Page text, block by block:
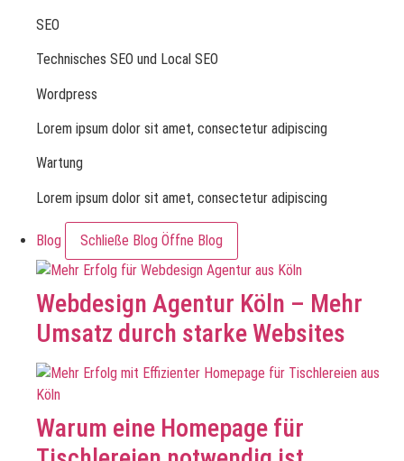
SEO
Technisches SEO und Local SEO
Wordpress
Lorem ipsum dolor sit amet, consectetur adipiscing
Wartung
Lorem ipsum dolor sit amet, consectetur adipiscing
Blog Schließe Blog Öffne Blog
Webdesign Agentur Köln – Mehr
Umsatz durch starke Websites
Warum eine Homepage für